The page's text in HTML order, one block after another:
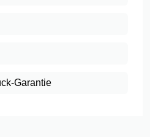
Garantie